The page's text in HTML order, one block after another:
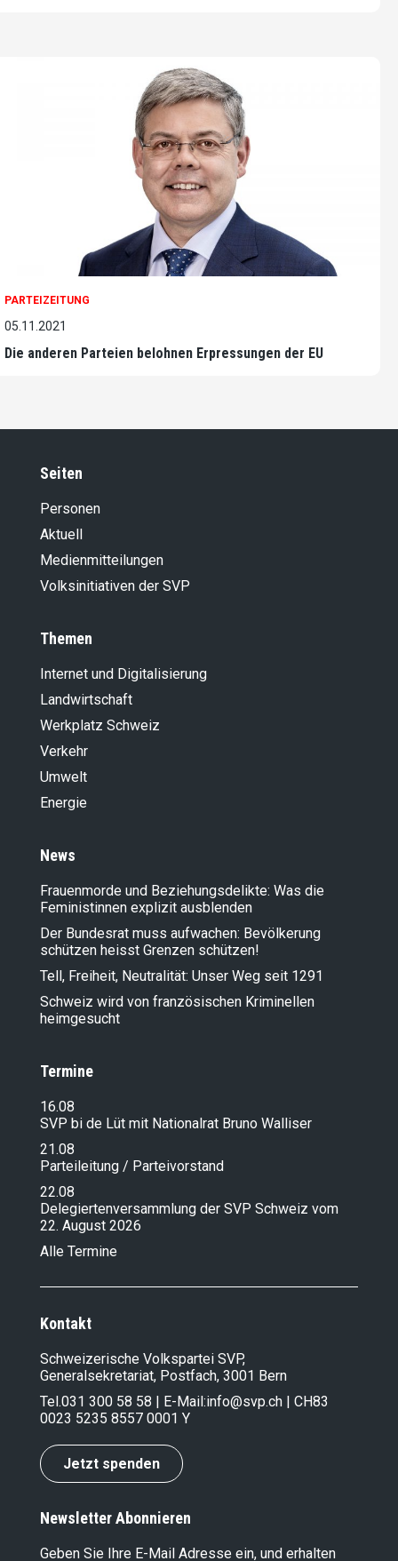
PARTEIZEITUNG
05.11.2021
Die anderen Parteien belohnen Erpressungen der EU
Seiten
Personen
Aktuell
Medienmitteilungen
Volksinitiativen der SVP
Themen
Internet und Digitalisierung
Landwirt­schaft
Werkplatz Schweiz
Verkehr
Umwelt
Energie
News
Frauenmorde und Beziehungsdelikte: Was die
Feministinnen explizit ausblenden
Der Bundesrat muss aufwachen: Bevölkerung
schützen heisst Grenzen schützen!
Tell, Freiheit, Neutralität: Unser Weg seit 1291
Schweiz wird von französischen Kriminellen
heimgesucht
Termine
16.08
SVP bi de Lüt mit Nationalrat Bruno Walliser
21.08
Parteileitung / Parteivorstand
22.08
Delegiertenversammlung der SVP Schweiz vom
22. August 2026
Alle Termine
Kontakt
Schweizerische Volkspartei SVP,
Generalsekretariat, Postfach, 3001 Bern
Tel.031 300 58 58 | E-Mail:info@svp.ch | CH83
0023 5235 8557 0001 Y
Jetzt spenden
Newsletter Abonnieren
Geben Sie Ihre E-Mail Adresse ein, und erhalten